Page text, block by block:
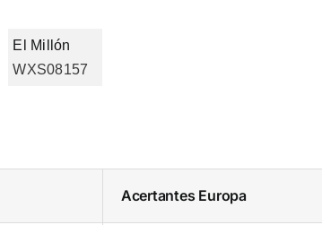
El Millón
WXS08157
Acertantes Europa